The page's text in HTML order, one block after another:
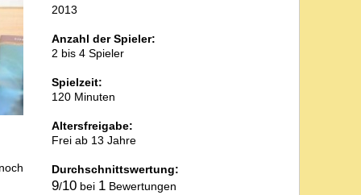
2013
Anzahl der Spieler:
2 bis 4 Spieler
Spielzeit:
120 Minuten
Altersfreigabe:
Frei ab 13 Jahre
Durchschnittswertung:
9/10bei 1Bewertungen